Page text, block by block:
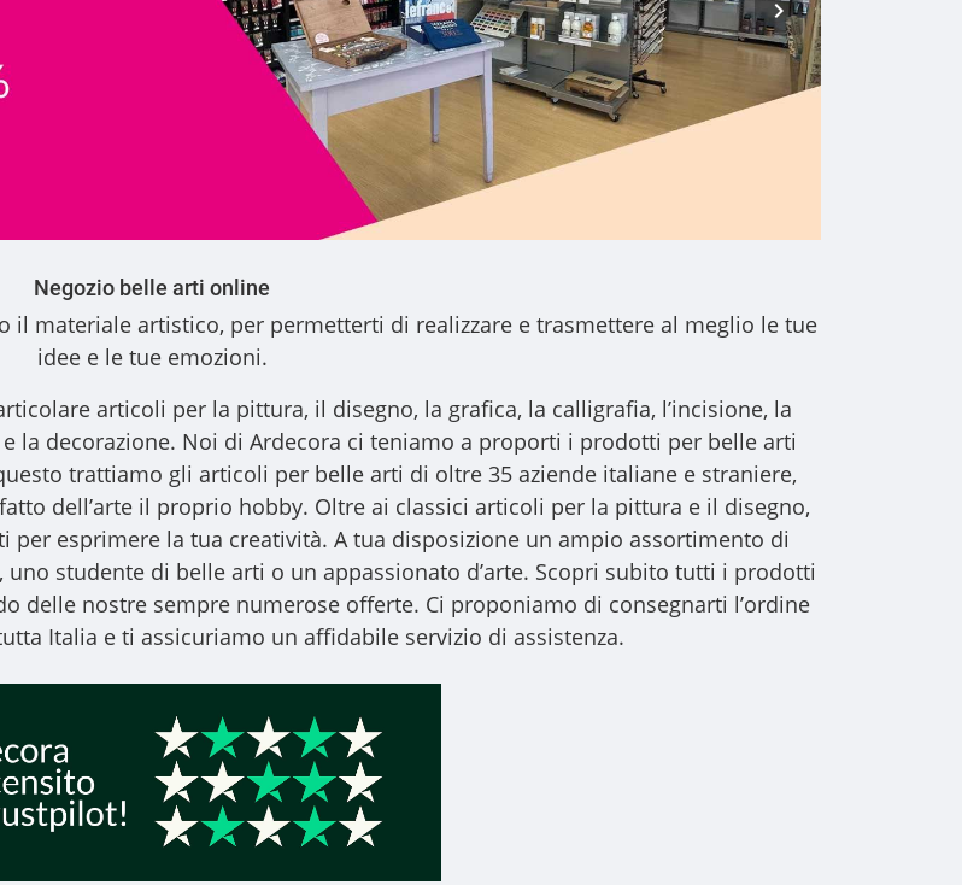
Negozio belle arti online
il materiale artistico, per permetterti di realizzare e trasmettere al meglio le tue
idee e le tue emozioni.
articoli per la pittura, il disegno, la grafica, la calligrafia, l’incisione, la
la decorazione. Noi di Ardecora ci teniamo a proporti i prodotti per belle arti
trattiamo gli articoli per belle arti di oltre 35 aziende italiane e straniere,
dell’arte il proprio hobby. Oltre ai classici articoli per la pittura e il disegno,
esprimere la tua creatività. A tua disposizione un ampio assortimento di
uno studente di belle arti o un appassionato d’arte. Scopri subito tutti i prodotti
delle nostre sempre numerose offerte. Ci proponiamo di consegnarti l’ordine
Italia e ti assicuriamo un affidabile servizio di assistenza.